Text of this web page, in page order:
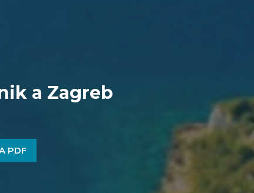
a Zagreb
PDF